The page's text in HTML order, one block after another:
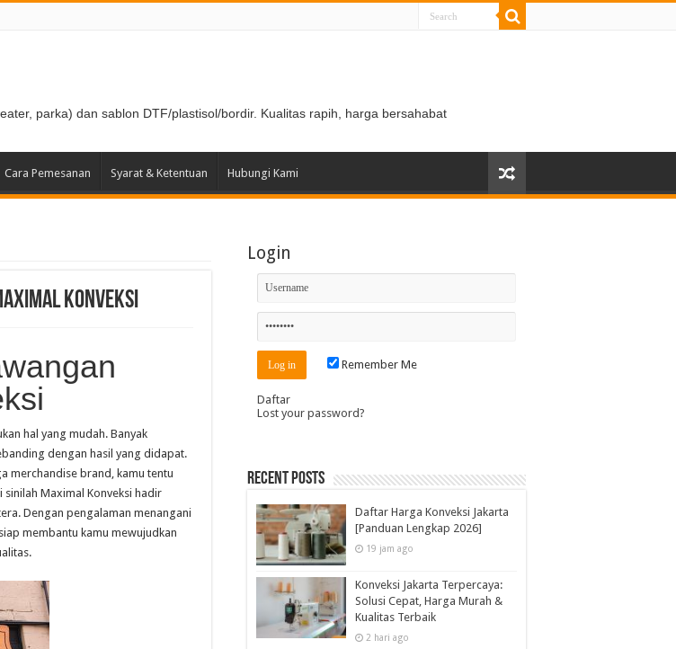
parka) dan sablon DTF/plastisol/bordir. Kualitas rapih, harga bersahabat
Cara Pemesanan Syarat & Ketentuan Hubungi Kami
Konveksi
hal yang mudah. Banyak
dengan hasil yang didapat.
merchandise brand, kamu tentu
Maximal Konveksi hadir
Dengan pengalaman menangani
membantu kamu mewujudkan
Login
Remember Me
Daftar
Lost your password?
Recent Posts
Daftar Harga Konveksi Jakarta
[Panduan Lengkap 2026]
19 jam ago
Konveksi Jakarta Terpercaya:
Solusi Cepat, Harga Murah &
Kualitas Terbaik
2 hari ago